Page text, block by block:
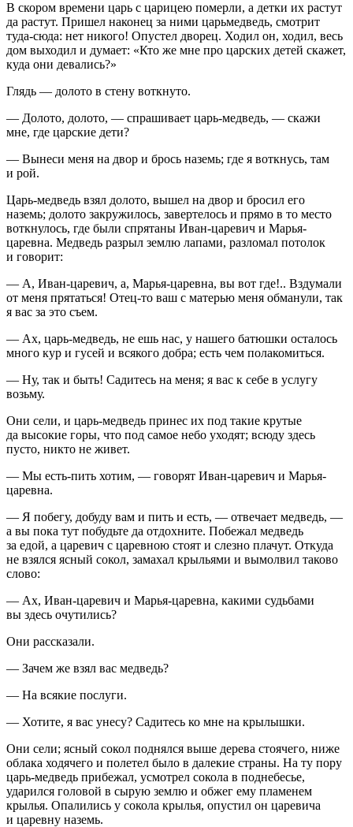
В скором времени царь с царицею померли, а детки их растут
да растут. Пришел наконец за ними царьмедведь, смотрит
туда-сюда: нет никого! Опустел дворец. Ходил он, ходил, весь
дом выходил и думает: «Кто же мне про царских детей скажет,
куда они девались?»
Глядь — долото в стену воткнуто.
— Долото, долото, — спрашивает царь-медведь, — скажи
мне, где царские дети?
— Вынеси меня на двор и брось наземь; где я воткнусь, там
и рой.
Царь-медведь взял долото, вышел на двор и бросил его
наземь; долото закружилось, завертелось и прямо в то место
воткнулось, где были спрятаны Иван-царевич и Марья-
царевна. Медведь разрыл землю лапами, разломал потолок
и говорит:
— А, Иван-царевич, а, Марья-царевна, вы вот где!.. Вздумали
от меня прятаться! Отец-то ваш с матерью меня обманули, так
я вас за это съем.
— Ах, царь-медведь, не ешь нас, у нашего батюшки осталось
много кур и гусей и всякого добра; есть чем полакомиться.
— Ну, так и быть! Садитесь на меня; я вас к себе в услугу
возьму.
Они сели, и царь-медведь принес их под такие крутые
да высокие горы, что под самое небо уходят; всюду здесь
пусто, никто не живет.
— Мы есть-пить хотим, — говорят Иван-царевич и Марья-
царевна.
— Я побегу, добуду вам и пить и есть, — отвечает медведь, —
а вы пока тут побудьте да отдохните. Побежал медведь
за едой, а царевич с царевною стоят и слезно плачут. Откуда
не взялся ясный сокол, замахал крыльями и вымолвил таково
слово:
— Ах, Иван-царевич и Марья-царевна, какими судьбами
вы здесь очутились?
Они рассказали.
— Зачем же взял вас медведь?
— На всякие послуги.
— Хотите, я вас унесу? Садитесь ко мне на крылышки.
Они сели; ясный сокол поднялся выше дерева стоячего, ниже
облака ходячего и полетел было в далекие страны. На ту пору
царь-медведь прибежал, усмотрел сокола в поднебесье,
ударился головой в сырую землю и обжег ему пламенем
крылья. Опалились у сокола крылья, опустил он царевича
и царевну наземь.